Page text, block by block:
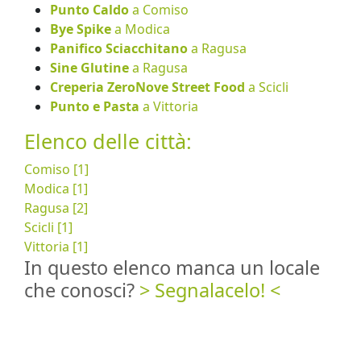
Punto Caldoa Comiso
Bye Spikea Modica
Panifico Sciacchitanoa Ragusa
Sine Glutinea Ragusa
Creperia ZeroNove Street Food a Scicli
Punto e Pasta a Vittoria
Elenco delle città:
Comiso [1]
Modica [1]
Ragusa [2]
Scicli [1]
Vittoria [1]
In questo elenco manca un locale
che conosci? > Segnalacelo! <